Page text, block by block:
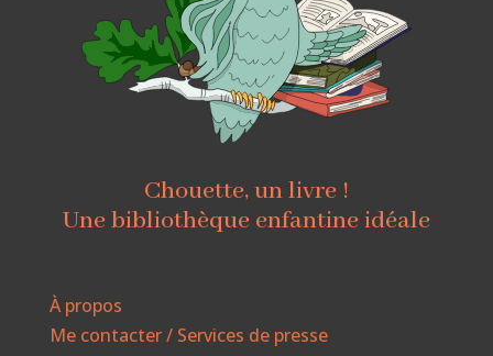
Chouette, un livre !
Une bibliothèque enfantine idéale
À propos
Me contacter / Services de presse